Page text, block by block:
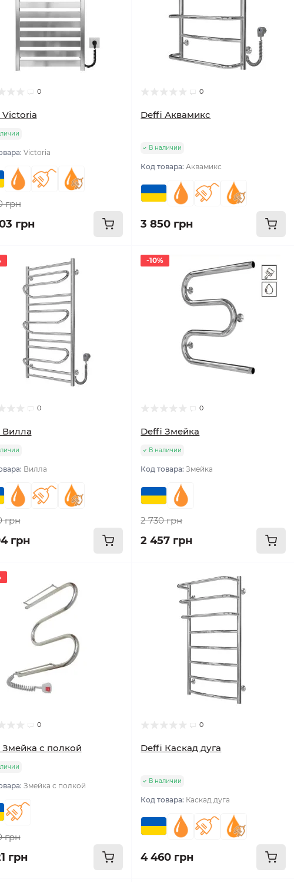
0
Victoria
Victoria
грн
грн
0
Deffi Аквамикс
В наличии
Код товара:Аквамикс
3 850 грн
0
Вилла
Вилла
грн
грн
-10%
0
Deffi Змейка
В наличии
Код товара:Змейка
2 730 грн
2 457 грн
0
Змейка с полкой
Змейка с полкой
грн
грн
0
Deffi Каскад дуга
В наличии
Код товара: Каскад дуга
4 460 грн